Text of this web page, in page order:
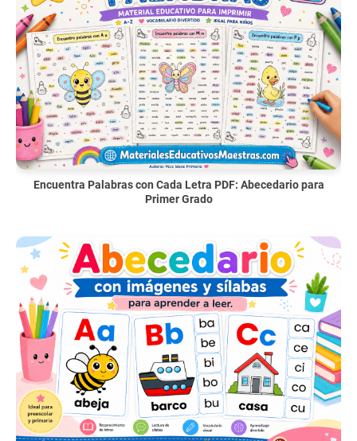
Encuentra Palabras con Cada Letra PDF: Abecedario para
Primer Grado